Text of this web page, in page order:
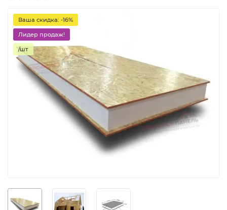
Ваша скидка: -16%
Лидер продаж!
/шт